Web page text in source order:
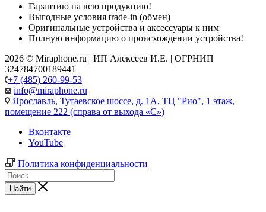
Гарантию на всю продукцию!
Выгодные условия trade-in (обмен)
Оригинальные устройства и аксессуары к ним
Полную информацию о происхождении устройства!
2026 © Miraphone.ru | ИП Алексеев И.Е. | ОГРНИП
324784700189441
+7 (485) 260-99-53
info@miraphone.ru
Ярославль, Тутаевское шоссе, д. 1А, ТЦ "Рио", 1 этаж,
помещение 222 (справа от выхода «С»)
Вконтакте
YouTube
Политика конфиденциальности
Найти